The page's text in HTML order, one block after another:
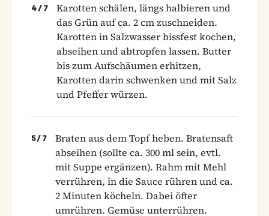
4 / 7
Karotten schälen, längs halbieren und
das Grün auf ca. 2 cm zuschneiden.
Karotten in Salzwasser bissfest kochen,
abseihen und abtropfen lassen. Butter
bis zum Aufschäumen erhitzen,
Karotten darin schwenken und mit Salz
und Pfeffer würzen.
5/ 7
Braten aus dem Topf heben. Bratensaft
abseihen (sollte ca. 300 ml sein, evtl.
mit Suppe ergänzen). Rahm mit Mehl
verrühren, in die Sauce rühren und ca.
2 Minuten köcheln. Dabei öfter
umrühren. Gemüse unterrühren.